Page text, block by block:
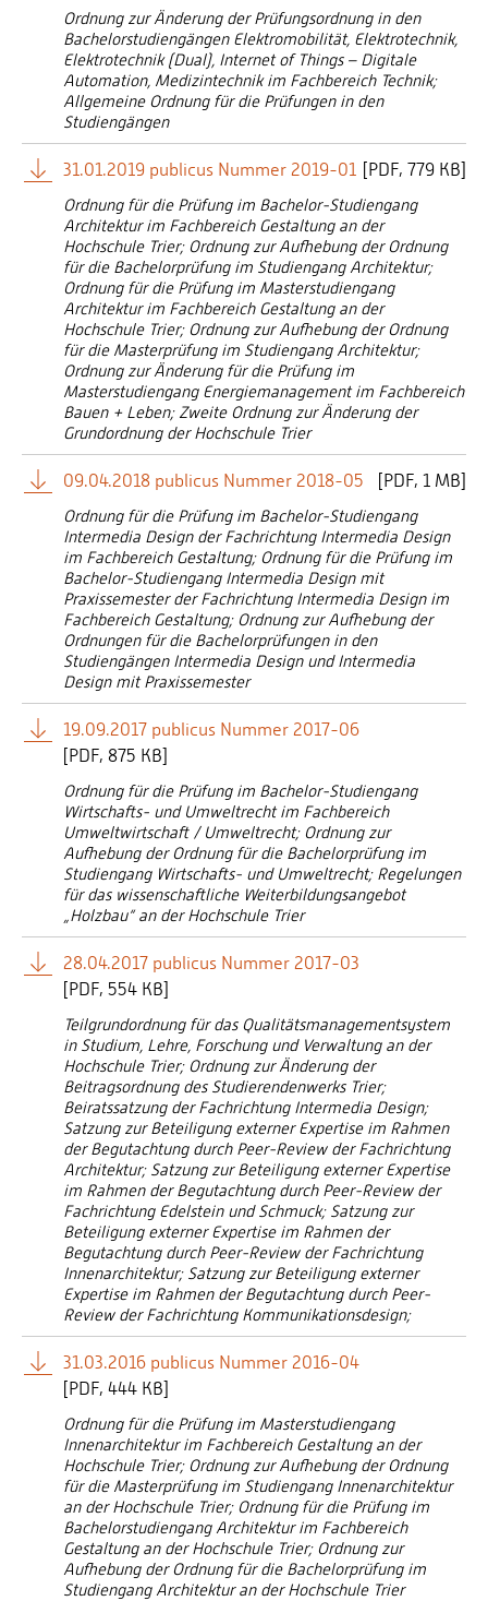
Ordnung zur Änderung der Prüfungsordnung in den
Bachelorstudiengängen Elektromobilität, Elektrotechnik,
Elektrotechnik (Dual), Internet of Things – Digitale
Automation, Medizintechnik im Fachbereich Technik;
Allgemeine Ordnung für die Prüfungen in den
Studiengängen
31.01.2019 publicus Nummer 2019-01 PDF 779 KB]
Ordnung für die Prüfung im Bachelor-Studiengang
Architektur im Fachbereich Gestaltung an der
Hochschule Trier; Ordnung zur Aufhebung der Ordnung
für die Bachelorprüfung im Studiengang Architektur;
Ordnung für die Prüfung im Masterstudiengang
Architektur im Fachbereich Gestaltung an der
Hochschule Trier; Ordnung zur Aufhebung der Ordnung
für die Masterprüfung im Studiengang Architektur;
Ordnung zur Änderung für die Prüfung im
Masterstudiengang Energiemanagement im Fachbereich
Bauen + Leben; Zweite Ordnung zur Änderung der
Grundordnung der Hochschule Trier
09.04.2018 publicus Nummer 2018-05 PDF 1 MB]
Ordnung für die Prüfung im Bachelor-Studiengang
Intermedia Design der Fachrichtung Intermedia Design
im Fachbereich Gestaltung; Ordnung für die Prüfung im
Bachelor-Studiengang Intermedia Design mit
Praxissemester der Fachrichtung Intermedia Design im
Fachbereich Gestaltung; Ordnung zur Aufhebung der
Ordnungen für die Bachelorprüfungen in den
Studiengängen Intermedia Design und Intermedia
Design mit Praxissemester
19.09.2017 publicus Nummer 2017-06
PDF 875 KB]
Ordnung für die Prüfung im Bachelor-Studiengang
Wirtschafts- und Umweltrecht im Fachbereich
Umweltwirtschaft / Umweltrecht; Ordnung zur
Aufhebung der Ordnung für die Bachelorprüfung im
Studiengang Wirtschafts- und Umweltrecht; Regelungen
für das wissenschaftliche Weiterbildungsangebot
„Holzbau“ an der Hochschule Trier
28.04.2017 publicus Nummer 2017-03
PDF 554 KB]
Teilgrundordnung für das Qualitätsmanagementsystem
in Studium, Lehre, Forschung und Verwaltung an der
Hochschule Trier; Ordnung zur Änderung der
Beitragsordnung des Studierendenwerks Trier;
Beiratssatzung der Fachrichtung Intermedia Design;
Satzung zur Beteiligung externer Expertise im Rahmen
der Begutachtung durch Peer-Review der Fachrichtung
Architektur; Satzung zur Beteiligung externer Expertise
im Rahmen der Begutachtung durch Peer-Review der
Fachrichtung Edelstein und Schmuck; Satzung zur
Beteiligung externer Expertise im Rahmen der
Begutachtung durch Peer-Review der Fachrichtung
Innenarchitektur; Satzung zur Beteiligung externer
Expertise im Rahmen der Begutachtung durch Peer-
Review der Fachrichtung Kommunikationsdesign;
31.03.2016 publicus Nummer 2016-04
PDF 444 KB]
Ordnung für die Prüfung im Masterstudiengang
Innenarchitektur im Fachbereich Gestaltung an der
Hochschule Trier; Ordnung zur Aufhebung der Ordnung
für die Masterprüfung im Studiengang Innenarchitektur
an der Hochschule Trier; Ordnung für die Prüfung im
Bachelorstudiengang Architektur im Fachbereich
Gestaltung an der Hochschule Trier; Ordnung zur
Aufhebung der Ordnung für die Bachelorprüfung im
Studiengang Architektur an der Hochschule Trier